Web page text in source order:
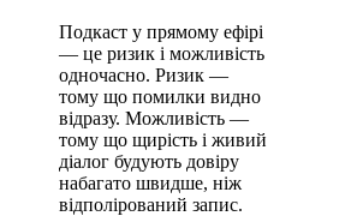
Подкаст у прямому ефірі
— це ризик і можливість
одночасно. Ризик —
тому що помилки видно
відразу. Можливість —
тому що щирість і живий
діалог будують довіру
набагато швидше, ніж
відполірований запис.